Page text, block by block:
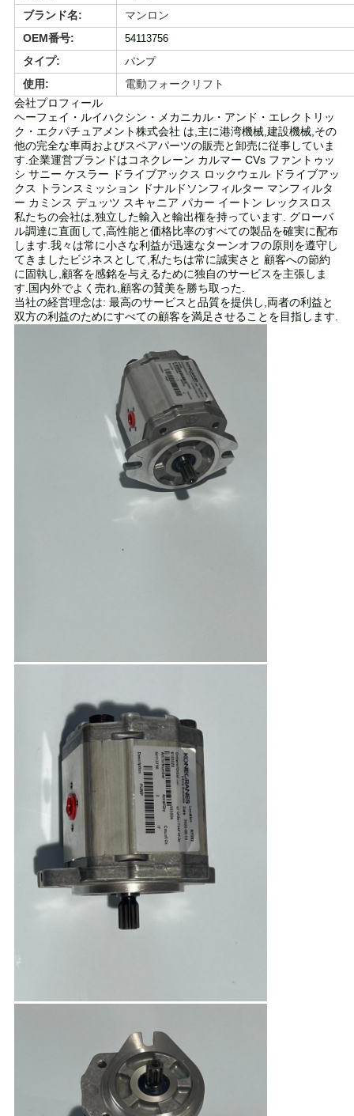
さ
い
引
用
を
要
求
し
な
ブランド名:
マンロン
OEM番号:
54113756
タイプ: パンプ
使用:
電動フォークリフト
会社プロフィール
ヘーフェイ・ルイハクシン・メカニカル・アンド・エレクトリッ
ク・エクパチュアメント株式会社 は,主に港湾機械,建設機械,その
他の完全な車両およびスペアパーツの販売と卸売に従事していま
す.企業運営ブランドはコネクレーン カルマー CVs ファントゥッ
シ サニー ケスラー ドライブアックス ロックウェル ドライブアッ
クス トランスミッション ドナルドソンフィルター マンフィルタ
ー カミンス デュッツ スキャニア パカー イートン レックスロス
私たちの会社は,独立した輸入と輸出権を持っています. グローバ
ル調達に直面して,高性能と価格比率のすべての製品を確実に配布
します.我々は常に小さな利益が迅速なターンオフの原則を遵守し
てきましたビジネスとして,私たちは常に誠実さと 顧客への節約
に固執し,顧客を感銘を与えるために独自のサービスを主張しま
す.国内外でよく売れ,顧客の賛美を勝ち取った.
当社の経営理念は: 最高のサービスと品質を提供し,両者の利益と
双方の利益のためにすべての顧客を満足させることを目指します.